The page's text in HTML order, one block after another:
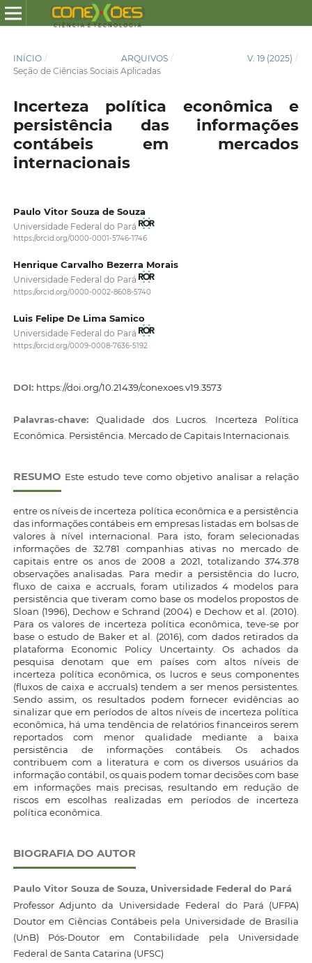
INÍCIO / ARQUIVOS / V. 19 (2025) /
Seção de Ciências Sociais Aplicadas
Incerteza política econômica e
persistência das informações
contábeis em mercados
internacionais
Paulo Vitor Souza de Souza
Universidade Federal do Pará
https://orcid.org/0000-0001-5746-1746
Henrique Carvalho Bezerra Morais
Universidade Federal do Pará
https://orcid.org/0000-0002-8608-5740
Luis Felipe De Lima Samico
Universidade Federal do Pará
https://orcid.org/0009-0008-7636-5192
DOI: https://doi.org/10.21439/conexoes.v19.3573
Palavras-chave:Qualidade dos Lucros. Incerteza Política
Econômica. Persistência. Mercado de Capitais Internacionais.
RESUMO Este estudo teve como objetivo analisar a relação
entre os níveis de incerteza política econômica e a persistência
das informações contábeis em empresas listadas em bolsas de
valores à nível internacional. Para isto, foram selecionadas
informações de 32.781 companhias ativas no mercado de
capitais entre os anos de 2008 a 2021, totalizando 374.378
observações analisadas. Para medir a persistência do lucro,
fluxo de caixa e accruals, foram utilizados 4 modelos para
persistência que tiveram como base os modelos propostos de
Sloan (1996), Dechow e Schrand (2004) e Dechow et al. (2010).
Para os valores de incerteza política econômica, teve-se por
base o estudo de Baker et al. (2016), com dados retirados da
plataforma Economic Policy Uncertainty. Os achados da
pesquisa denotam que em países com altos níveis de
incerteza política econômica, os lucros e seus componentes
(fluxos de caixa e accruals) tendem a ser menos persistentes.
Sendo assim, os resultados podem fornecer evidências ao
sinalizar que em períodos de altos níveis de incerteza política
econômica, há uma tendência de relatórios financeiros serem
reportados com menor qualidade mediante a baixa
persistência de informações contábeis. Os achados
contribuem com a literatura e com os diversos usuários da
informação contábil, os quais podem tomar decisões com base
em informações mais precisas, resultando em redução de
riscos em escolhas realizadas em períodos de incerteza
política econômica.
BIOGRAFIA DO AUTOR
Paulo Vitor Souza de Souza, Universidade Federal do Pará
Professor Adjunto da Universidade Federal do Pará (UFPA)
Doutor em Ciências Contábeis pela Universidade de Brasília
(UnB) Pós-Doutor em Contabilidade pela Universidade
Federal de Santa Catarina (UFSC)